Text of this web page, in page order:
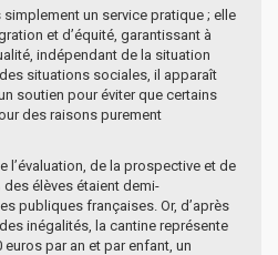
simplement un service pratique ; elle
et d’équité, garantissant à
indépendant de la situation
situations sociales, il apparaît
soutien pour éviter que certains
des raisons purement
l’évaluation, de la prospective et de
des élèves étaient demi-
publiques françaises. Or, d’après
inégalités, la cantine représente
par an et par enfant, un